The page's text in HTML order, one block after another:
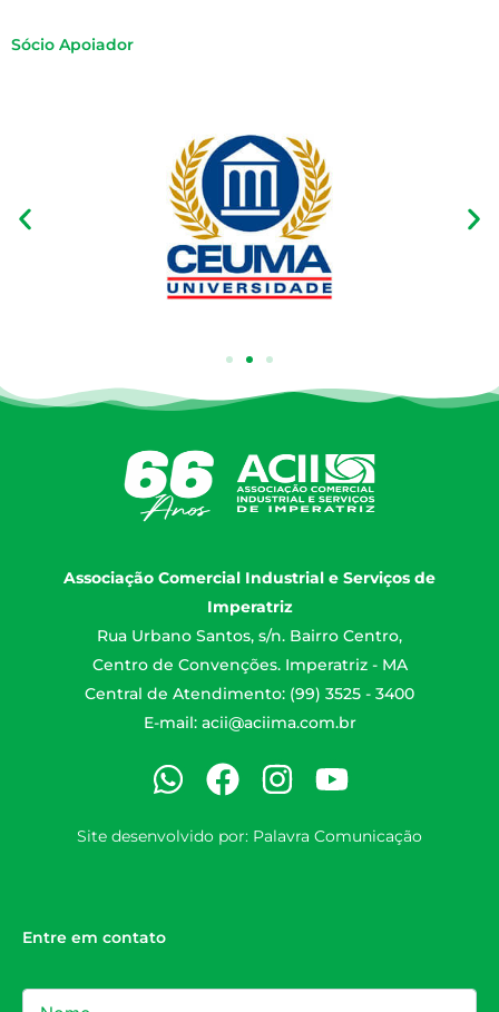
Sócio Apoiador
Associação Comercial Industrial e Serviços de
Imperatriz
Rua Urbano Santos, s/n. Bairro Centro,
Centro de Convenções. Imperatriz - MA
Central de Atendimento: (99) 3525 - 3400
E-mail: acii@aciima.com.br
Site desenvolvido por: Palavra Comunicação
Entre em contato